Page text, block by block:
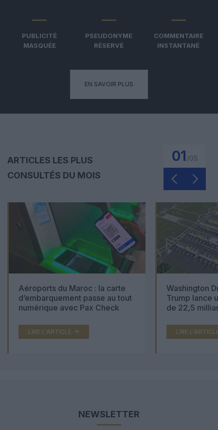
PUBLICITÉ
MASQUÉE
PSEUDONYME
RÉSERVÉ
COMMENTAIRE
INSTANTANÉ
EN SAVOIR PLUS
ARTICLES LES PLUS
CONSULTÉS DU MOIS
01
Aéroports du Maroc : la carte
d’embarquement passe au tout
numérique avec Pax Check
LIRE L'ARTICLE
Washington
Trump lance
de 22,5
LIRE
NEWSLETTER